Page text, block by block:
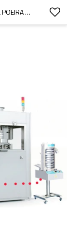
IMPRENSA DA TABULETA / EXTRATOR DE POEIRA DE ENCHIMENTO DA CÁPSULA DO CARTUCHO DO REDUTOR